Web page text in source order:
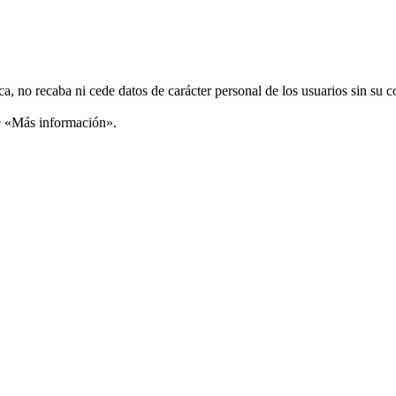
recaba ni cede datos de carácter personal de los usuarios sin su
«Más información».